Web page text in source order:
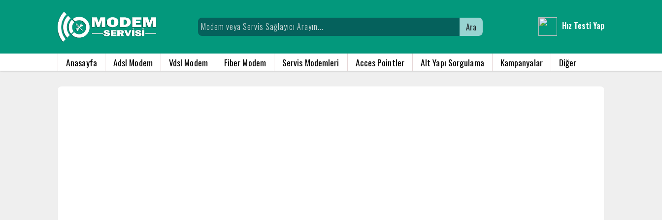
Ara Hız Testi Yap
Anasayfa Adsl Modem Vdsl Modem Fiber Modem Servis Modemleri Acces Pointler Alt Yapı Sorgulama Kampanyalar Diğer